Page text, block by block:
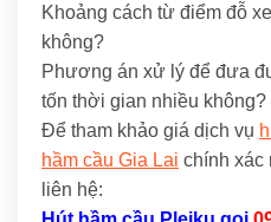
Khoảng cách từ điểm đỗ
không?
Phương án xử lý để đưa
tốn thời gian nhiều không?
Để tham khảo giá dịch vụ
hầm cầu Gia Lai chính xác
liên hệ: